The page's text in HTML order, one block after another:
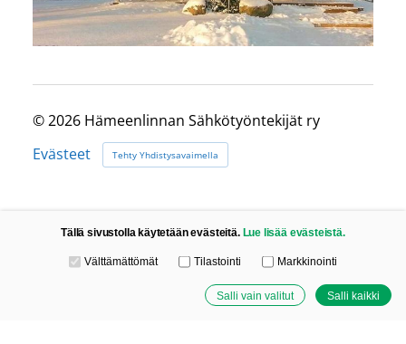
©2026 Hämeenlinnan Sähkötyöntekijät ry
Evästeet
Tehty Yhdistysavaimella
Tällä sivustolla käytetään evästeitä. Lue lisää evästeistä.
Valitse käytettävät evästeet
Välttämättömät Tilastointi Markkinointi
Salli vain valitut Salli kaikki